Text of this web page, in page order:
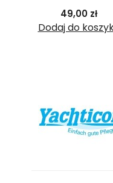
49,00 zł
Dodaj do